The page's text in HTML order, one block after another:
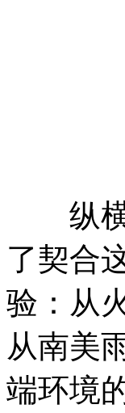
纵横
了契合
验：从
从南美
端环境